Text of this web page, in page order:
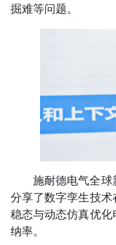
掘难等问题。
施耐德电气全球
分享了数字孪生技
稳态与动态仿真优
纳率。